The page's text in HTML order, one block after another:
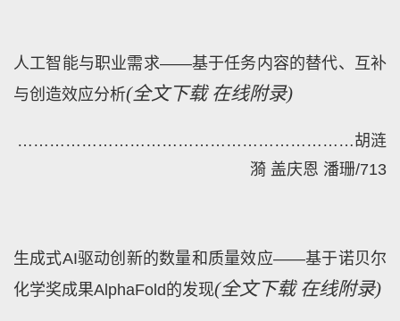
人工智能与职业需求——基于任务内容的替代、互补
与创造效应分析(全文下载在线附录)
………………………………………………………胡涟
漪 盖庆恩 潘珊/713
生成式AI驱动创新的数量和质量效应——基于诺贝尔
化学奖成果AlphaFold的发现(全文下载在线附录)